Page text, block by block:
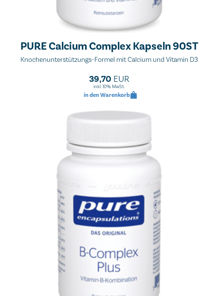
PURE Calcium Complex Kapseln 90ST
Knochenunterstützungs-Formel mit Calcium und Vitamin D3
39,70 EUR
inkl. 10% MwSt.
in den Warenkorb